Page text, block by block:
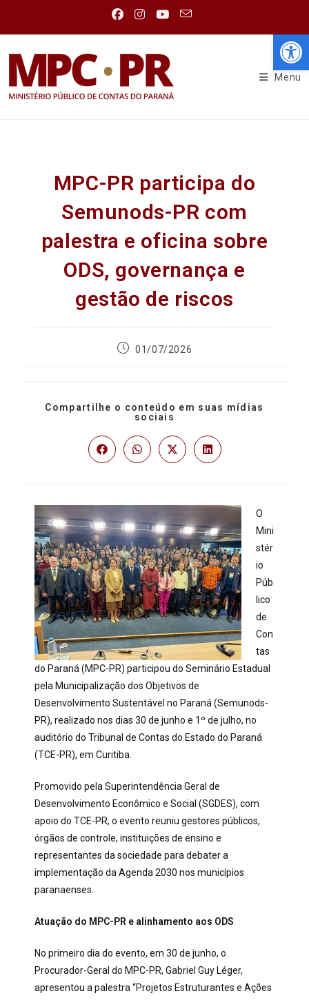
Menu
MPC-PR participa do
Semunods-PR com
palestra e oficina sobre
ODS, governança e
gestão de riscos
01/07/2026
Compartilhe o conteúdo em suas mídias
sociais
O
Mini
stér
io
Púb
lico
de
Con
tas
do Paraná (MPC-PR) participou do Seminário Estadual
pela Municipalização dos Objetivos de
Desenvolvimento Sustentável no Paraná (Semunods-
PR), realizado nos dias 30 de junho e 1º de julho, no
auditório do Tribunal de Contas do Estado do Paraná
(TCE-PR), em Curitiba.
Promovido pela Superintendência Geral de
Desenvolvimento Econômico e Social (SGDES), com
apoio do TCE-PR, o evento reuniu gestores públicos,
órgãos de controle, instituições de ensino e
representantes da sociedade para debater a
implementação da Agenda 2030 nos municípios
paranaenses.
Atuação do MPC-PR e alinhamento aos ODS
No primeiro dia do evento, em 30 de junho, o
Procurador-Geral do MPC-PR, Gabriel Guy Léger,
apresentou a palestra “Projetos Estruturantes e Ações